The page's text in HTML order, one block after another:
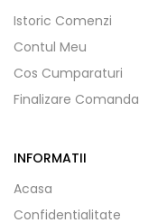
Istoric Comenzi
Contul Meu
Cos Cumparaturi
Finalizare Comanda
INFORMATII
Acasa
Confidentialitate